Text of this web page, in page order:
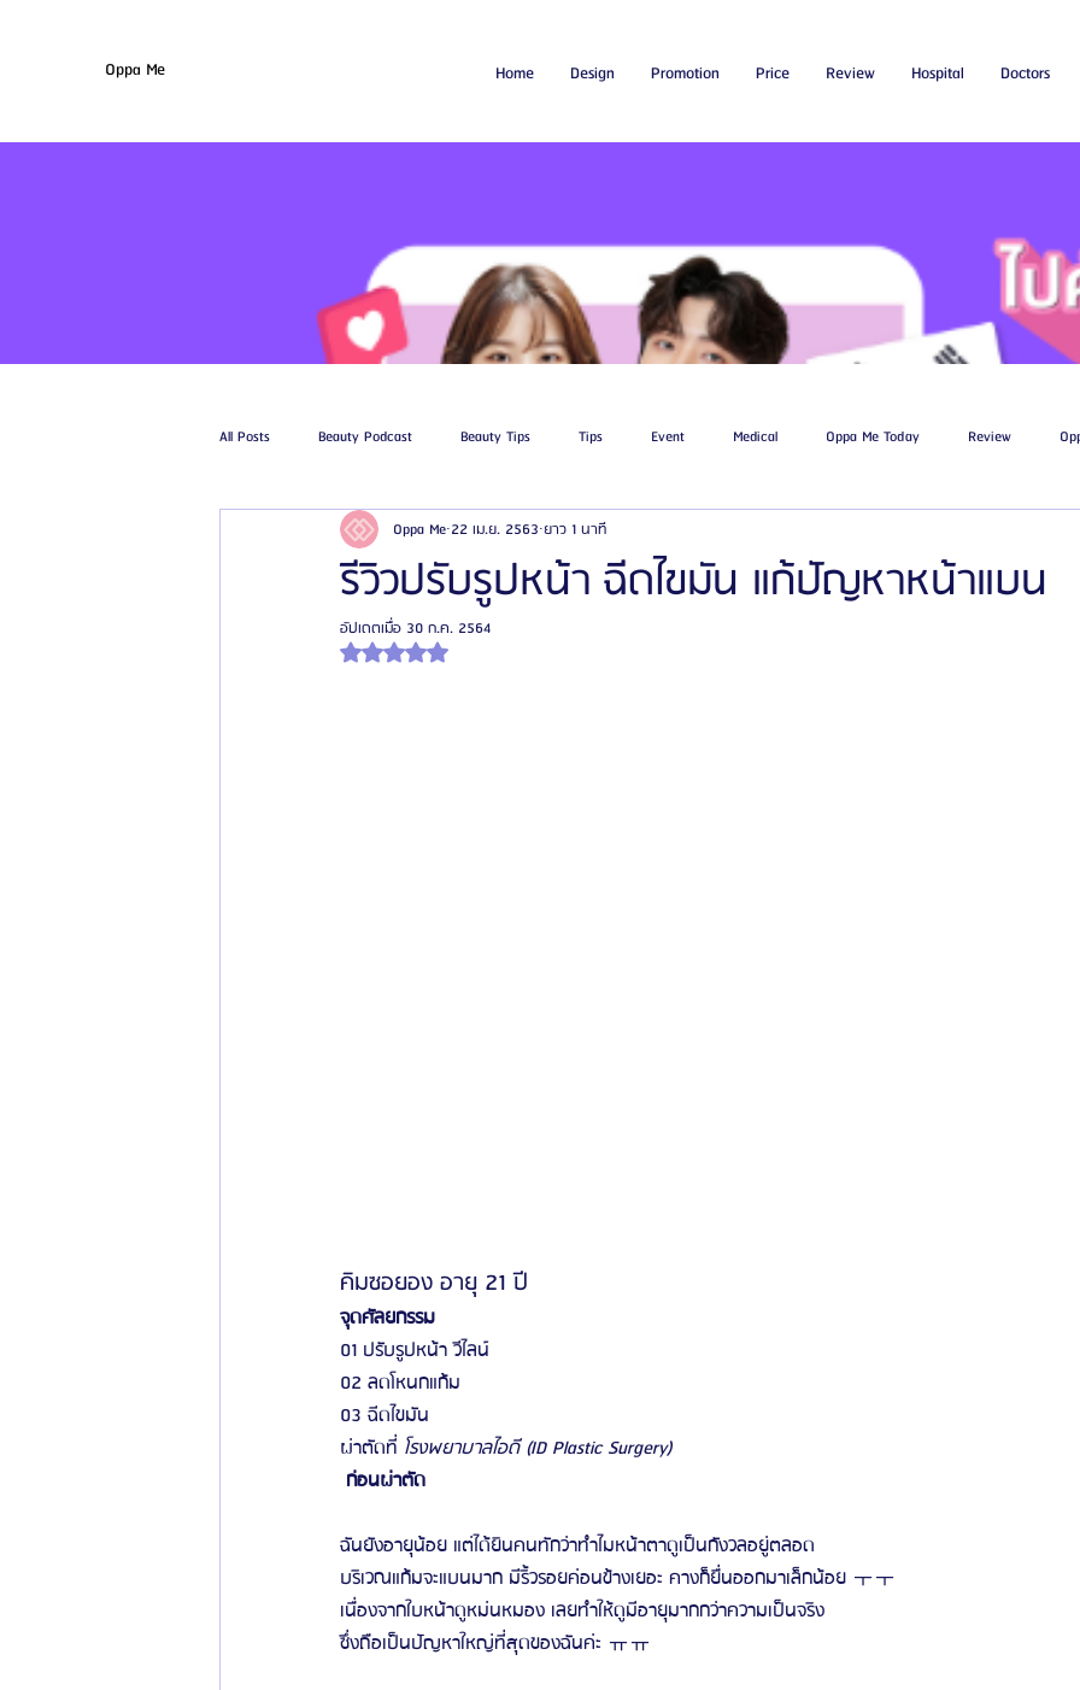
Home Design Promotion Price Review Hospital Doctors
Oppa Me
All Posts Beauty Podcast Beauty Tips Tips Event Medical Oppa Me Today Review
รีวิวศัลยกรรมฉีดไขมัน รีวิวศัลยกรรมดูดไขมัน
โรงพยาบาลศัลยกรรมเฟรช โรงพยาบาลศัลยกรรมจีเอ็นจี
รีวิวปรับรูปหน้า ฉีดไขมัน แก้ปัญหาหน้าแบน
Oppa Me 22 เม.ย. 2563 ยาว 1 นาที
อัปเดตเมื่อ 30 ก.ค. 2564
ได้รับ NaN เต็ม 5 ดาว
คิมซอยอง อายุ 21 ปี
จุดศัลยกรรม
01 ปรับรูปหน้า วีไลน์
02 ลดโหนกแก้ม
03 ฉีดไขมัน
ผ่าตัดที่ โรงพยาบาลไอดี (ID Plastic Surgery)
ก่อนผ่าตัด
ฉันยังอายุน้อย แต่ได้ยินคนทักว่าทำไมหน้าตาดูเป็นกังวลอยู่ตลอด
บริเวณแก้มจะแบนมาก มีริ้วรอยค่อนข้างเยอะ คางก็ยื่นออกมาเล็กน้อย ㅜㅜ
เนื่องจากใบหน้าดูหม่นหมอง เลยทำให้ดูมีอายุมากกว่าความเป็นจริง
ซึ่งถือเป็นปัญหาใหญ่ที่สุดของฉันค่ะ ㅠㅠ